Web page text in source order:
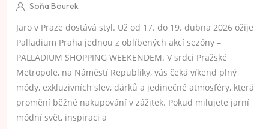
Soňa Bourek
Jaro v Praze dostává styl. Už od 17. do 19. dubna 2026 ožije
Palladium Praha jednou z oblíbených akcí sezóny –
PALLADIUM SHOPPING WEEKENDEM. V srdci Pražské
Metropole, na Náměstí Republiky, vás čeká víkend plný
módy, exkluzivních slev, dárků a jedinečné atmosféry, která
promění běžné nakupování v zážitek. Pokud milujete jarní
módní svět, inspiraci a